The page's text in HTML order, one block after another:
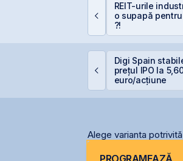
REIT-urile
o supapă
?!
Digi Spain
prețul IPO la
euro/acțiune
Alege varianta
PROGRAMEAZĂ